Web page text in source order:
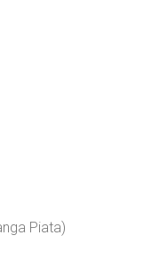
Piata)